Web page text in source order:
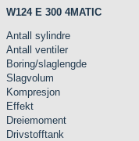
W124 E 300 4MATIC
Antall sylindre
Antall ventiler
Boring/slaglengde
Slagvolum
Kompresjon
Effekt
Dreiemoment
Drivstofftank